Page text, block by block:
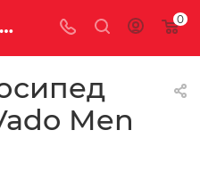
Купить Specialized Vado Men 6.0 2019 за рублей, а со скидкой 0
Men